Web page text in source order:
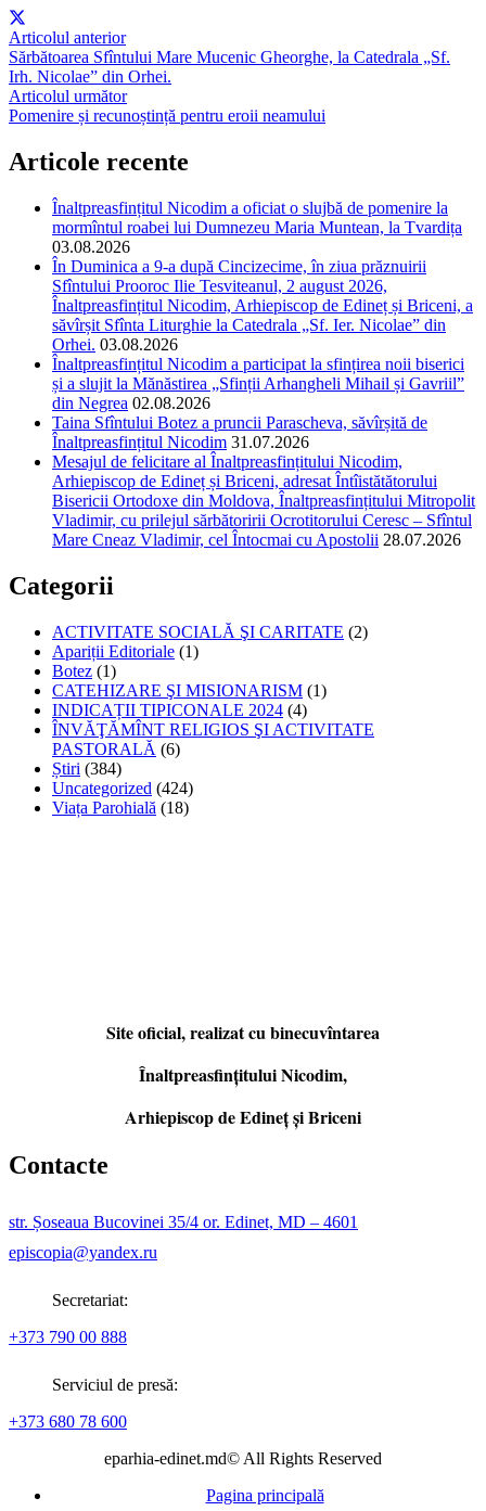
Articolul anterior
Sărbătoarea Sfîntului Mare Mucenic Gheorghe, la Catedrala „Sf.
Irh. Nicolae” din Orhei.
Articolul următor
Pomenire și recunoștință pentru eroii neamului
Articole recente
Înaltpreasfințitul Nicodim a oficiat o slujbă de pomenire la
mormîntul roabei lui Dumnezeu Maria Muntean, la Tvardița
03.08.2026
În Duminica a 9-a după Cincizecime, în ziua prăznuirii
Sfîntului Prooroc Ilie Tesviteanul, 2 august 2026,
Înaltpreasfințitul Nicodim, Arhiepiscop de Edineț și Briceni, a
săvîrșit Sfînta Liturghie la Catedrala „Sf. Ier. Nicolae” din
Orhei. 03.08.2026
Înaltpreasfințitul Nicodim a participat la sfințirea noii biserici
și a slujit la Mănăstirea „Sfinții Arhangheli Mihail și Gavriil”
din Negrea 02.08.2026
Taina Sfîntului Botez a pruncii Parascheva, săvîrșită de
Înaltpreasfințitul Nicodim 31.07.2026
Mesajul de felicitare al Înaltpreasfințitului Nicodim,
Arhiepiscop de Edineț și Briceni, adresat Întîistătătorului
Bisericii Ortodoxe din Moldova, Înaltpreasfințitului Mitropolit
Vladimir, cu prilejul sărbătoririi Ocrotitorului Ceresc – Sfîntul
Mare Cneaz Vladimir, cel Întocmai cu Apostolii 28.07.2026
Categorii
ACTIVITATE SOCIALĂ ŞI CARITATE (2)
Apariții Editoriale (1)
Botez (1)
CATEHIZARE ŞI MISIONARISM (1)
INDICAȚII TIPICONALE 2024 (4)
ÎNVĂŢĂMÎNT RELIGIOS ŞI ACTIVITATE
PASTORALĂ (6)
Știri (384)
Uncategorized (424)
Viața Parohială (18)
Site oficial, realizat cu binecuvîntarea
Înaltpreasfințitului Nicodim,
Arhiepiscop de Edineţ şi Briceni
Contacte
str. Șoseaua Bucovinei 35/4 or. Edinet, MD – 4601
episcopia@yandex.ru
Secretariat:
+373 790 00 888
Serviciul de presă:
+373 680 78 600
eparhia-edinet.md© All Rights Reserved
Pagina principală